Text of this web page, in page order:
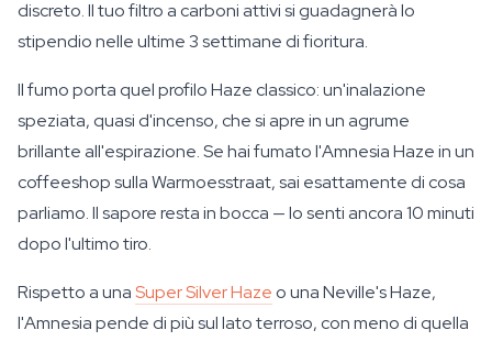
discreto. Il tuo filtro a carboni attivi si guadagnerà lo
stipendio nelle ultime 3 settimane di fioritura.
Il fumo porta quel profilo Haze classico: un'inalazione
speziata, quasi d'incenso, che si apre in un agrume
brillante all'espirazione. Se hai fumato l'Amnesia Haze in un
coffeeshop sulla Warmoesstraat, sai esattamente di cosa
parliamo. Il sapore resta in bocca — lo senti ancora 10 minuti
dopo l'ultimo tiro.
Rispetto a unaSuper Silver Haze o una Neville's Haze,
l'Amnesia pende di più sul lato terroso, con meno di quella